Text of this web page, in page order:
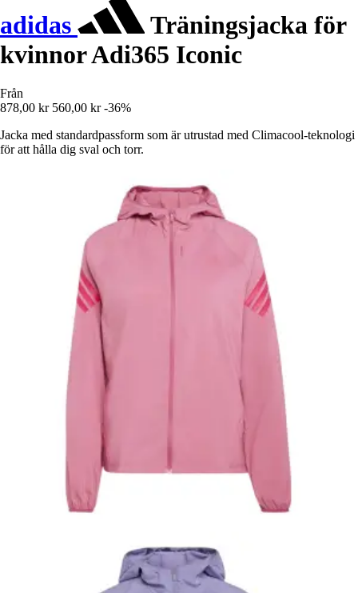
adidas
Träningsjacka för
kvinnor Adi365 Iconic
Från
878,00 kr 560,00 kr -36%
Jacka med standardpassform som är utrustad med Climacool-teknologi
för att hålla dig sval och torr.